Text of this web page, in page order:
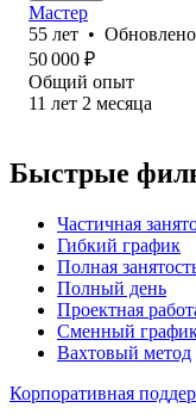
Мастер
55 лет • Обновлено
50 000 ₽
Общий опыт
11 лет 2 месяца
Быстрые
Частичная
Гибкий график
Полная
Полный день
Проектная
Сменный
Вахтовый метод
Корпоративная